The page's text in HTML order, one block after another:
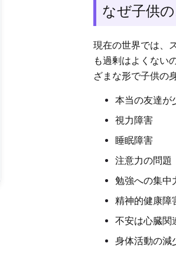
なぜ子供
現在の世界では、
も過剰はよくない
ざまな形で子供の
本当の友達が
視力障害
睡眠障害
注意力の問題
勉強への集中
精神的健康障
不安は心臓関
身体活動の減